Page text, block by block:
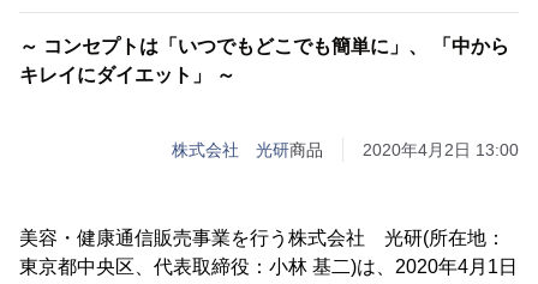
～ コンセプトは「いつでもどこでも簡単に」、 「中から
キレイにダイエット」 ～
株式会社 光研商品 2020年4月2日 13:00
美容・健康通信販売事業を行う株式会社 光研(所在地：
東京都中央区、代表取締役：小林 基二)は、2020年4月1日